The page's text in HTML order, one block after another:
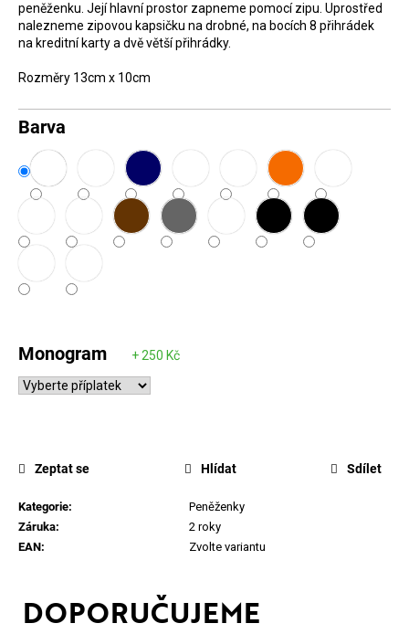
Barva
Monogram
peněženku. Její hlavní prostor zapneme pomocí zipu. Uprostřed
nalezneme zipovou kapsičku na drobné, na bocích 8 přihrádek
na kreditní karty a dvě větší přihrádky.
Rozměry 13cm x 10cm
Kategorie:
Peněženky
Záruka:
2 roky
EAN: Zvolte variantu
Zeptat se Hlídat Sdílet
D
o
p
r
č
u
j
e
m
e